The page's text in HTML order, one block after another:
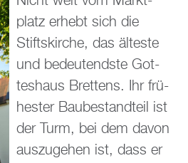
platz er­hebt sich die
Stifts­kir­che, das äl­tes­te
und be­deu­tends­te Got­
tes­haus Brettens. Ihr frü­
hes­ter Bau­be­stand­teil ist
der Turm, bei dem davon
aus­zu­ge­hen ist, dass er